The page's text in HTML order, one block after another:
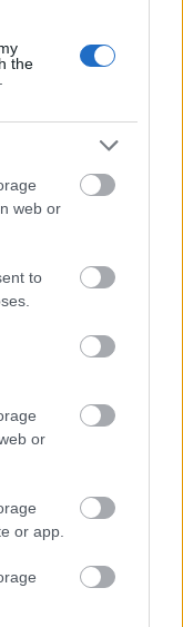
the
web or
to
or
or app.
ニッシュドのア
細と高解像度が
ミスベゴットン
細と高解像度が